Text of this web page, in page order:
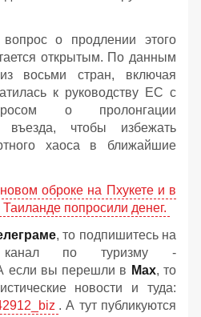
о продлении этого
открытым. По данным
восьми стран, включая
к руководству ЕС с
о пролонгации
въезда, чтобы избежать
хаоса в ближайшие
оброке на Пхукете и в
Таиланде попросили денег.
, то подпишитесь на
канал по туризму -
если вы перешли в Мах, то
новости и туда:
. А тут публикуются